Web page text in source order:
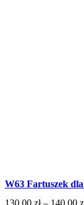
W63 Fartuszek